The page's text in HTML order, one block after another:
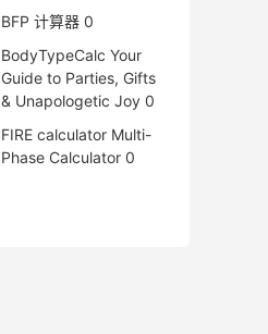
BFP 计算器 0
BodyTypeCalc Your
Guide to Parties, Gifts
& Unapologetic Joy 0
FIRE calculator Multi-
Phase Calculator 0